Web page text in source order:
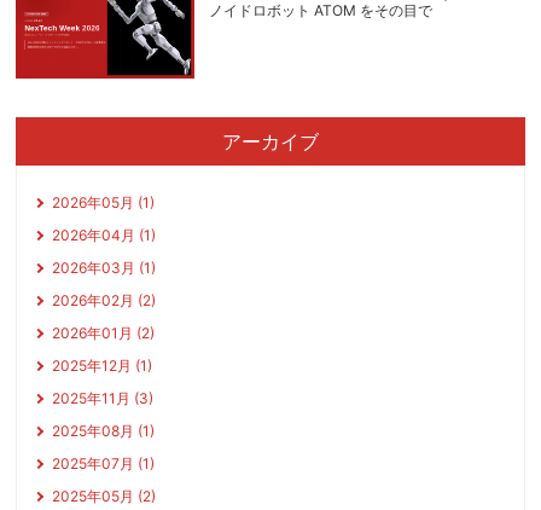
ノイドロボット ATOM をその目で
アーカイブ
2026年05月 (1)
2026年04月 (1)
2026年03月 (1)
2026年02月 (2)
2026年01月 (2)
2025年12月 (1)
2025年11月 (3)
2025年08月 (1)
2025年07月 (1)
2025年05月 (2)